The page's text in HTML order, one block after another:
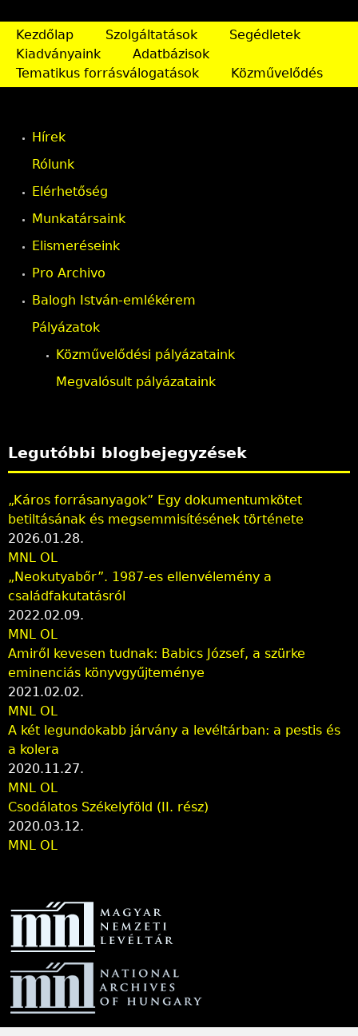
e
Kezdőlap Szolgáltatások
Segédletek
Kiadványaink
Adatbázisok
Tematikus forrásválogatások
Közművelődés
Hírek
Rólunk
Elérhetőség
Munkatársaink
Elismeréseink
Pro Archivo
Balogh István-emlékérem
Pályázatok
Közművelődési pályázataink
Megvalósult pályázataink
Legutóbbi blogbejegyzések
„Káros forrásanyagok” Egy dokumentumkötet
betiltásának és megsemmisítésének története
2026.01.28.
MNL OL
„Neokutyabőr”. 1987-es ellenvélemény a
családfakutatásról
2022.02.09.
MNL OL
Amiről kevesen tudnak: Babics József, a szürke
eminenciás könyvgyűjteménye
2021.02.02.
MNL OL
A két legundokabb járvány a levéltárban: a pestis és
a kolera
2020.11.27.
MNL OL
Csodálatos Székelyföld (II. rész)
2020.03.12.
MNL OL